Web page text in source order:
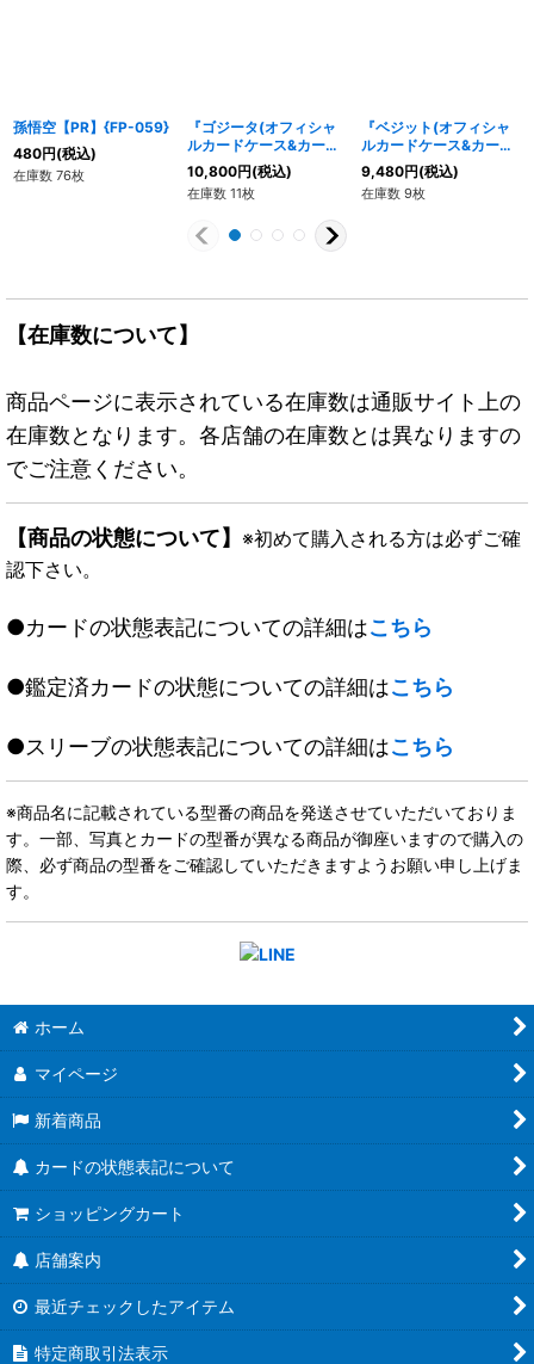
孫悟空【PR】{FP-059}
480円(税込)
在庫数 76枚
『ゴジータ(オフィシャ
ルカードケース&カード
スリーブセット03)』
【サプライ】{-}
10,800円(税込)
在庫数 11枚
『ベジット(オフィシャ
ルカードケース&カード
スリーブセット02)』
【サプライ】{-}
9,480円(税込)
在庫数 9枚
【在庫数について】
商品ページに表示されている在庫数は通販サイト上の
在庫数となります。各店舗の在庫数とは異なりますの
でご注意ください。
【商品の状態について】 ※初めて購入される方は必ずご確
認下さい。
●カードの状態表記についての詳細はこちら
●鑑定済カードの状態についての詳細はこちら
●スリーブの状態表記についての詳細はこちら
※商品名に記載されている型番の商品を発送させていただいておりま
す。一部、写真とカードの型番が異なる商品が御座いますので購入の
際、必ず商品の型番をご確認していただきますようお願い申し上げま
す。
ホーム
マイページ
新着商品
カードの状態表記について
ショッピングカート
店舗案内
最近チェックしたアイテム
特定商取引法表示